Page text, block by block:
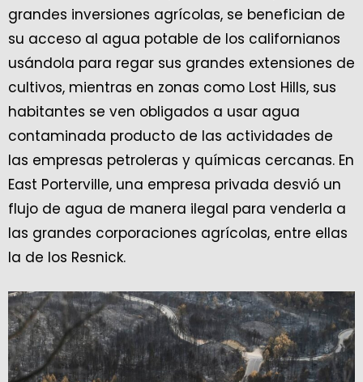
grandes inversiones agrícolas, se benefician de
su acceso al agua potable de los californianos
usándola para regar sus grandes extensiones de
cultivos, mientras en zonas como Lost Hills, sus
habitantes se ven obligados a usar agua
contaminada producto de las actividades de
las empresas petroleras y químicas cercanas. En
East Porterville, una empresa privada desvió un
flujo de agua de manera ilegal para venderla a
las grandes corporaciones agrícolas, entre ellas
la de los Resnick.